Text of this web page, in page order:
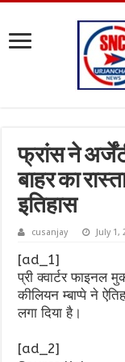
फ्रांस ने
बाहर का
इतिहास
cusanjay July 1,
[ad_1]
प्री क्वार्टर फाइनल
कीलियन म्बाप्पे ने
लगा दिया है।
[ad_2]